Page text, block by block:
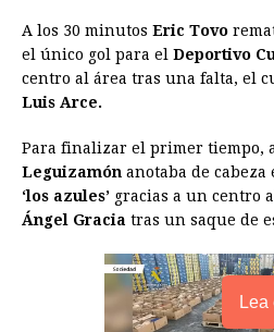
A los 30 minutos Eric Tovo
el único gol para el Deportivo
centro al área tras una falta, el
Luis Arce.
Para finalizar el primer tiempo,
Leguizamón anotaba de
‘los azules’ gracias a un centro
Ángel Gracia tras un saque de